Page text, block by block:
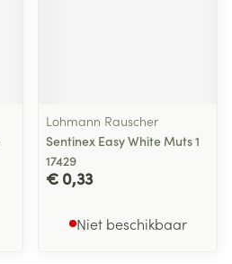
Lohmann Rauscher
Sentinex Easy White Muts 1
17429
€ 0,33
Niet beschikbaar